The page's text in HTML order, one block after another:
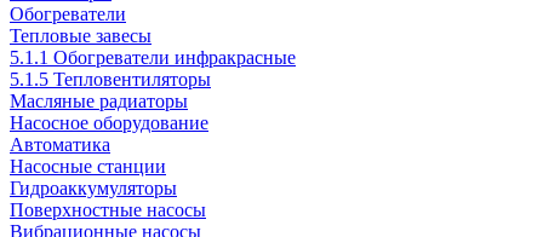
Обогреватели
Тепловые завесы
5.1.1 Обогреватели инфракрасные
5.1.5 Тепловентиляторы
Масляные радиаторы
Насосное оборудование
Автоматика
Насосные станции
Гидроаккумуляторы
Поверхностные насосы
Вибрационные насосы